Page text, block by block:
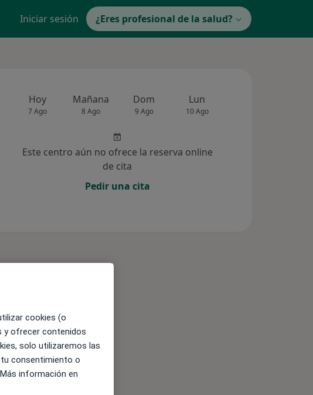
Iniciar sesión ¿Eres profesional de la salud?
Hoy
7 Ago
Mañana
8 Ago
Dom
9 Ago
Lun
10 Ago
Este centro aún no ofrece la reserva online
de cita
Pedir una cita
cookies (o
y ofrecer contenidos
solo utilizaremos las
consentimiento o
información en